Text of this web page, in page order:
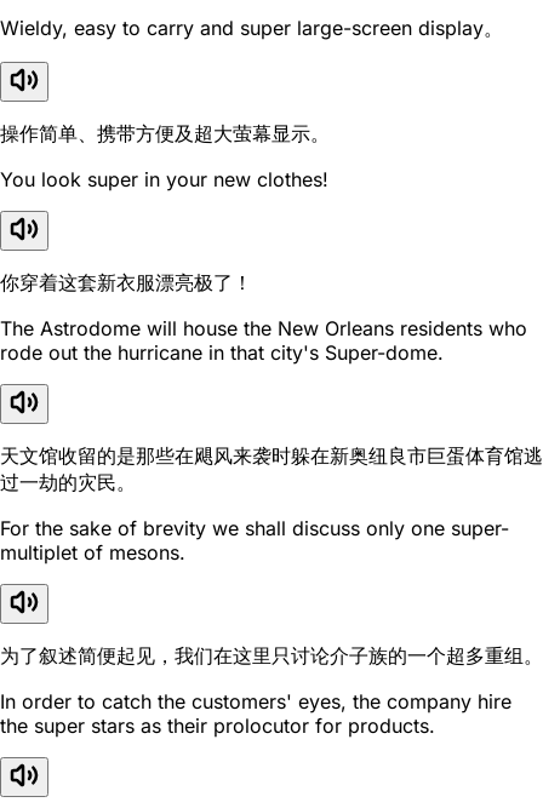
Wieldy, easy to carry and super large-screen display。
操作简单、携带方便及超大萤幕显示。
You look super in your new clothes!
你穿着这套新衣服漂亮极了！
The Astrodome will house the New Orleans residents who
rode out the hurricane in that city's Super-dome.
天文馆收留的是那些在飓风来袭时躲在新奥纽良市巨蛋体育馆逃
过一劫的灾民。
For the sake of brevity we shall discuss only one super-
multiplet of mesons.
为了叙述简便起见，我们在这里只讨论介子族的一个超多重组。
In order to catch the customers' eyes, the company hire
the super stars as their prolocutor for products.